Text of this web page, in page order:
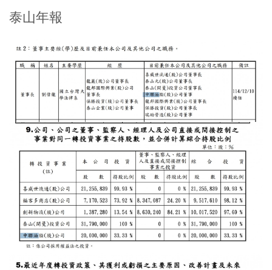
泰山年報